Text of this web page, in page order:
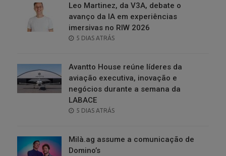
Leo Martinez, da V3A, debate o
avanço da IA em experiências
imersivas no RIW 2026
POSTED
5 DIAS ATRÁS
Avantto House reúne líderes da
aviação executiva, inovação e
negócios durante a semana da
LABACE
POSTED
5 DIAS ATRÁS
Milà.ag assume a comunicação de
Domino’s